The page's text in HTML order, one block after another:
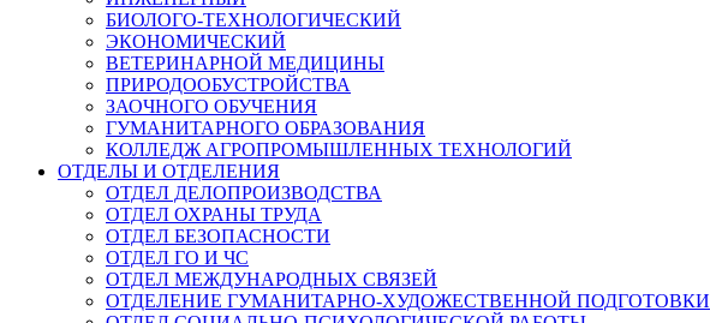
БИОЛОГО-ТЕХНОЛОГИЧЕСКИЙ
ЭКОНОМИЧЕСКИЙ
ВЕТЕРИНАРНОЙ МЕДИЦИНЫ
ПРИРОДООБУСТРОЙСТВА
ЗАОЧНОГО ОБУЧЕНИЯ
ГУМАНИТАРНОГО ОБРАЗОВАНИЯ
КОЛЛЕДЖ АГРОПРОМЫШЛЕННЫХ ТЕХНОЛОГИЙ
ОТДЕЛЫ И ОТДЕЛЕНИЯ
ОТДЕЛ ДЕЛОПРОИЗВОДСТВА
ОТДЕЛ ОХРАНЫ ТРУДА
ОТДЕЛ БЕЗОПАСНОСТИ
ОТДЕЛ ГО И ЧС
ОТДЕЛ МЕЖДУНАРОДНЫХ СВЯЗЕЙ
ОТДЕЛЕНИЕ ГУМАНИТАРНО-ХУДОЖЕСТВЕННОЙ ПОДГОТОВКИ